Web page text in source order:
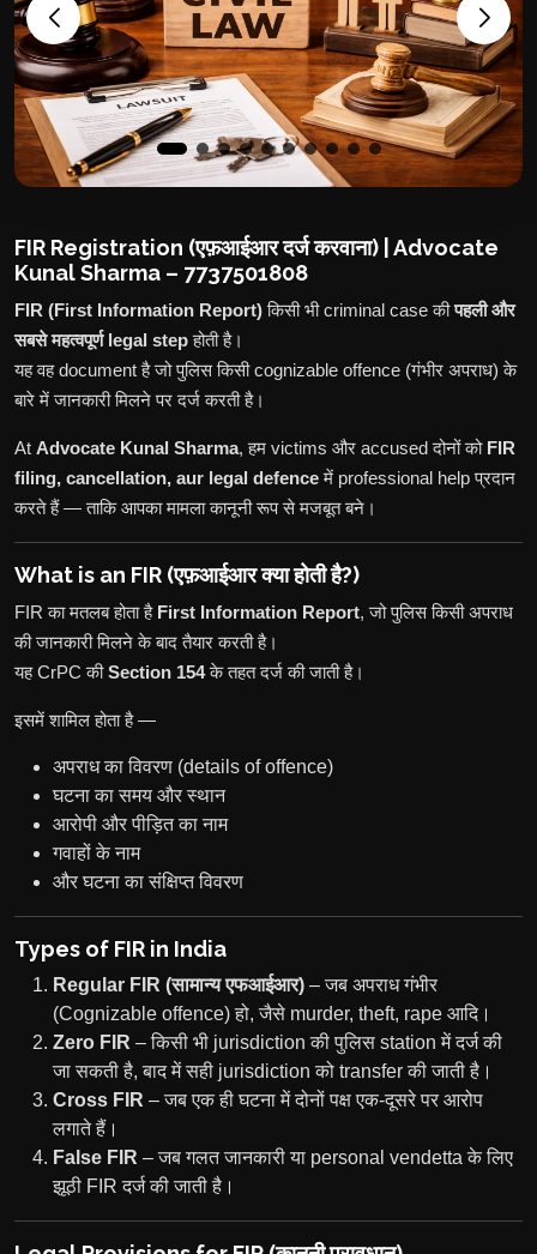
FIR Registration (एफ़आईआर दर्ज करवाना) | Advocate
Kunal Sharma – 7737501808
FIR (First Information Report)किसी भी criminal case कीपहली और
सबसे महत्वपूर्ण legal stepहोती है।
यह वह document है जो पुलिस किसी cognizable offence (गंभीर अपराध) के
बारे में जानकारी मिलने पर दर्ज करती है।
At Advocate Kunal Sharma, हम victims और accused दोनों को FIR
filing, cancellation, aur legal defenceमें professional help प्रदान
करते हैं — ताकि आपका मामला कानूनी रूप से मजबूत बने।
What is an FIR (एफ़आईआर क्या होती है?)
FIR का मतलब होता है First Information Report, जो पुलिस किसी अपराध
की जानकारी मिलने के बाद तैयार करती है।
यह CrPC कीSection 154के तहत दर्ज की जाती है।
इसमें शामिल होता है —
अपराध का विवरण (details of offence)
घटना का समय और स्थान
आरोपी और पीड़ित का नाम
गवाहों के नाम
और घटना का संक्षिप्त विवरण
Types of FIR in India
Regular FIR (सामान्य एफआईआर) – जब अपराध गंभीर
(Cognizable offence) हो, जैसे murder, theft, rape आदि।
Zero FIR – किसी भी jurisdiction की पुलिस station में दर्ज की
जा सकती है, बाद में सही jurisdiction को transfer की जाती है।
Cross FIR – जब एक ही घटना में दोनों पक्ष एक-दूसरे पर आरोप
लगाते हैं।
False FIR – जब गलत जानकारी या personal vendetta के लिए
झूठी FIR दर्ज की जाती है।